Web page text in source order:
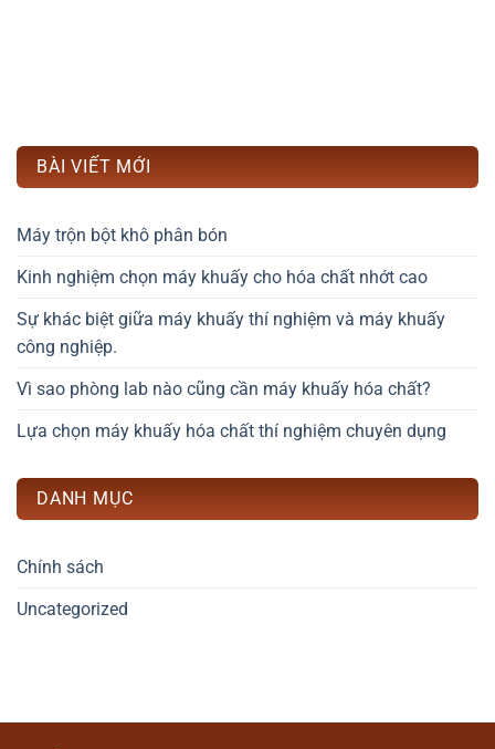
BÀI VIẾT MỚI
Máy trộn bột khô phân bón
Kinh nghiệm chọn máy khuấy cho hóa chất nhớt cao
Sự khác biệt giữa máy khuấy thí nghiệm và máy khuấy
công nghiệp.
Vì sao phòng lab nào cũng cần máy khuấy hóa chất?
Lựa chọn máy khuấy hóa chất thí nghiệm chuyên dụng
DANH MỤC
Chính sách
Uncategorized